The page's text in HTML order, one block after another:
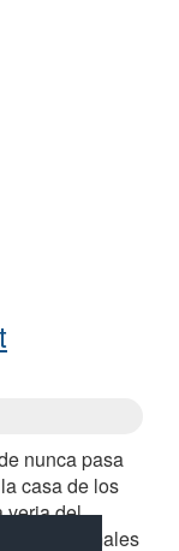
nunca pasa
casa de los
verja del
y los animales